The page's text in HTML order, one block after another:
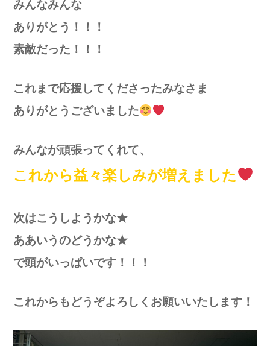
みんなみんな
ありがとう！！！
素敵だった！！！
これまで応援してくださったみなさ ま
ありがとうございました
みんなが頑張ってくれて、
これから益々楽しみが増えました
次はこうしようかな★
ああいうのどうかな★
で頭がいっぱいです！！！
これからもどうぞよろしくお願いいたします！